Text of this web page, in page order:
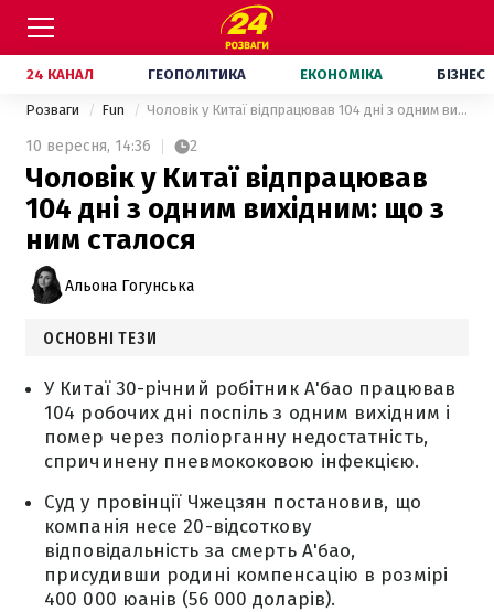
24 КАНАЛ ГЕОПОЛІТИКА ЕКОНОМІКА БІЗНЕС
Розваги Fun Чоловік у Китаї відпрацював 104 дні з одним вихідним: що з ним сталося
10 вересня, 14:36 2
Чоловік у Китаї відпрацював
104 дні з одним вихідним: що з
ним сталося
Альона Гогунська
ОСНОВНІ ТЕЗИ
У Китаї 30-річний робітник А'бао працював
104 робочих дні поспіль з одним вихідним і
помер через поліорганну недостатність,
спричинену пневмококовою інфекцією.
Суд у провінції Чжецзян постановив, що
компанія несе 20-відсоткову
відповідальність за смерть А'бао,
присудивши родині компенсацію в розмірі
400 000 юанів (56 000 доларів).